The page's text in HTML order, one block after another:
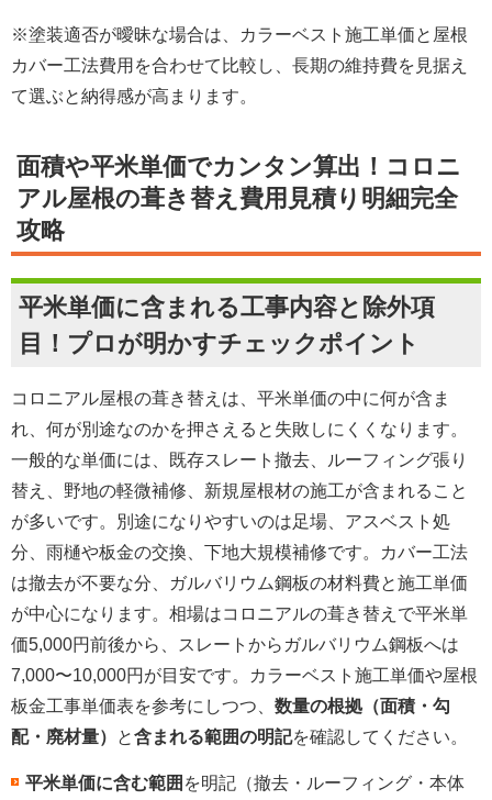
※塗装適否が曖昧な場合は、カラーベスト施工単価と屋根
カバー工法費用を合わせて比較し、長期の維持費を見据え
て選ぶと納得感が高まります。
面積や平米単価でカンタン算出！コロニ
アル屋根の葺き替え費用見積り明細完全
攻略
平米単価に含まれる工事内容と除外項
目！プロが明かすチェックポイント
コロニアル屋根の葺き替えは、平米単価の中に何が含ま
れ、何が別途なのかを押さえると失敗しにくくなります。
一般的な単価には、既存スレート撤去、ルーフィング張り
替え、野地の軽微補修、新規屋根材の施工が含まれること
が多いです。別途になりやすいのは足場、アスベスト処
分、雨樋や板金の交換、下地大規模補修です。カバー工法
は撤去が不要な分、ガルバリウム鋼板の材料費と施工単価
が中心になります。相場はコロニアルの葺き替えで平米単
価5,000円前後から、スレートからガルバリウム鋼板へは
7,000〜10,000円が目安です。カラーベスト施工単価や屋根
板金工事単価表を参考にしつつ、 数量の根拠（面積・勾
配・廃材量）
と含まれる範囲の明記を確認してください。
平米単価に含む範囲 を明記（撤去・ルーフィング・本体